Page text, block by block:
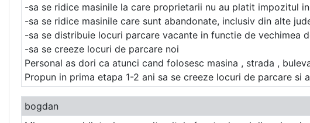
-sa se ridice masinile la care proprietarii nu au platit impozitul
-sa se ridice masinile care sunt abandonate, inclusiv din alte
-sa se distribuie locuri parcare vacante in functie de vechimea
-sa se creeze locuri de parcare noi
Personal as dori ca atunci cand folosesc masina , strada ,
Propun in prima etapa 1-2 ani sa se creeze locuri de parcare si
bogdan